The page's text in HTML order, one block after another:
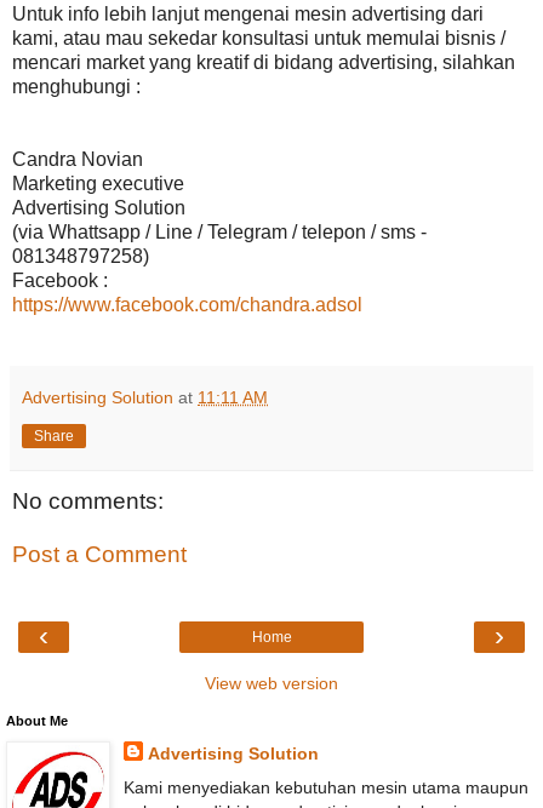
Untuk info lebih lanjut mengenai mesin advertising dari
kami, atau mau sekedar konsultasi untuk memulai bisnis /
mencari market yang kreatif di bidang advertising, silahkan
menghubungi :
Candra Novian
Marketing executive
Advertising Solution
(via Whattsapp / Line / Telegram / telepon / sms -
081348797258)
Facebook :
https://www.facebook.com/chandra.adsol
Advertising Solution at 11:11 AM
Share
No comments:
Post a Comment
‹ ›
Home
View web version
About Me
Advertising Solution
Kami menyediakan kebutuhan mesin utama maupun